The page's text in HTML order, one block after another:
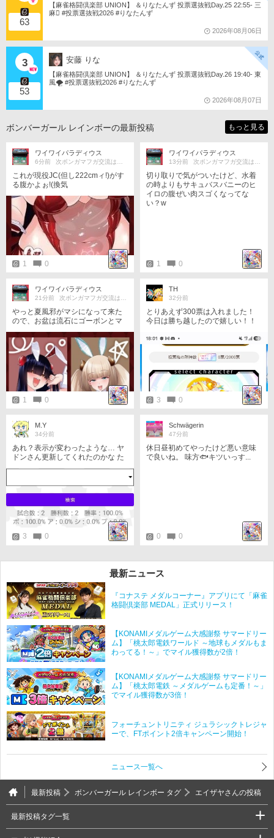
63
【麻雀格闘倶楽部 UNION】 ＆りなたんず 投票選抜戦Day.25 22:55- 三
麻󾆽 #投票選抜戦2026 #りなたんず
2026年08月06日
3
53
安藤 りな
【麻雀格闘倶楽部 UNION】 ＆りなたんず 投票選抜戦Day.26 19:40- 東
風🌪️ #投票選抜戦2026 #りなたんず
2026年08月07日
ボンバーガール レインボーの最新投稿 もっと見る
ワイワイパラディウス
6分前 次ボンガマフガ交流はロゼイヨ予想!
これが現役JC(但し222cmィ!)がす
る腹かよぉ!(換気
1 0
ワイワイパラディウス
13分前 次ボンガマフガ交流はロゼイヨ予想!
切り取りで気がついたけど、水着
の時よりもサキュバスバニーのヒ
イロの腹ぜい肉スゴくなってな
い？w
1 0
ワイワイパラディウス
21分前 次ボンガマフガ交流はロゼイヨ予想!
やっと夏風邪がマシになって来た
ので、お盆は流石にゴーボンとマ
フガしたい。 期間内に票どれくら
い取れるかに寄るけど、セピアさ
ん→ヒイロの順でいれまー。
1 0
TH
32分前
とりあえず300票は入れました！
今日は勝ち越したので嬉しい！！
謝！！！
3 0
M.Y
34分前
あれ？表示が変わったような… ヤ
ドンさん更新してくれたのかな た
だ%の内容が…
3 0
Schwägerin
47分前
休日昼初めてやったけど悪い意味
で良いね。 味方🐟キツいっす...
0 0
最新ニュース
『コナステ メダルコーナー』アプリにて「麻雀
格闘倶楽部 MEDAL」正式リリース！
【KONAMIメダルゲーム大感謝祭 サマードリー
ム】「桃太郎電鉄ワールド ～地球もメダルもま
わってる！～」でマイル獲得数が2倍！
【KONAMIメダルゲーム大感謝祭 サマードリー
ム】「桃太郎電鉄 ～メダルゲームも定番！～」
でマイル獲得数が3倍！
フォーチュントリニティ ジュラシックトレジャ
ーで、FTポイント2倍キャンペーン開始！
ニュース一覧へ
最新投稿 ボンバーガール レインボー タグ エイザヤさんの投稿
最新投稿タグ一覧